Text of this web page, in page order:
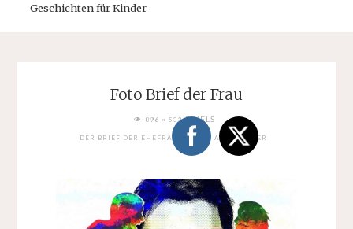
Geschichten für Kinder
Foto Brief der Frau
FULL896 × 533PIXELS
DER BRIEF DER EHEFRAU AN DEN ARBEITGEBER